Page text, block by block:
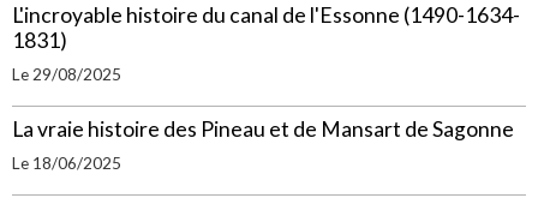
L'incroyable histoire du canal de l'Essonne (1490-1634-
1831)
Le 29/08/2025
La vraie histoire des Pineau et de Mansart de Sagonne
Le 18/06/2025